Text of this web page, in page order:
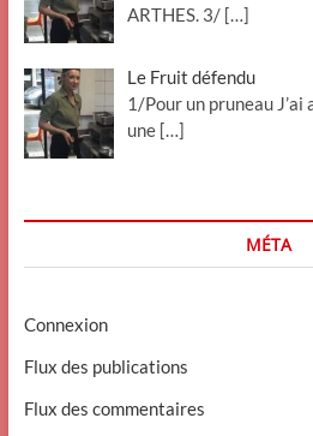
ARTHES. 3/ […]
Le Fruit défendu
1/Pour un pruneau
une […]
MÉTA
Connexion
Flux des publications
Flux des commentaires